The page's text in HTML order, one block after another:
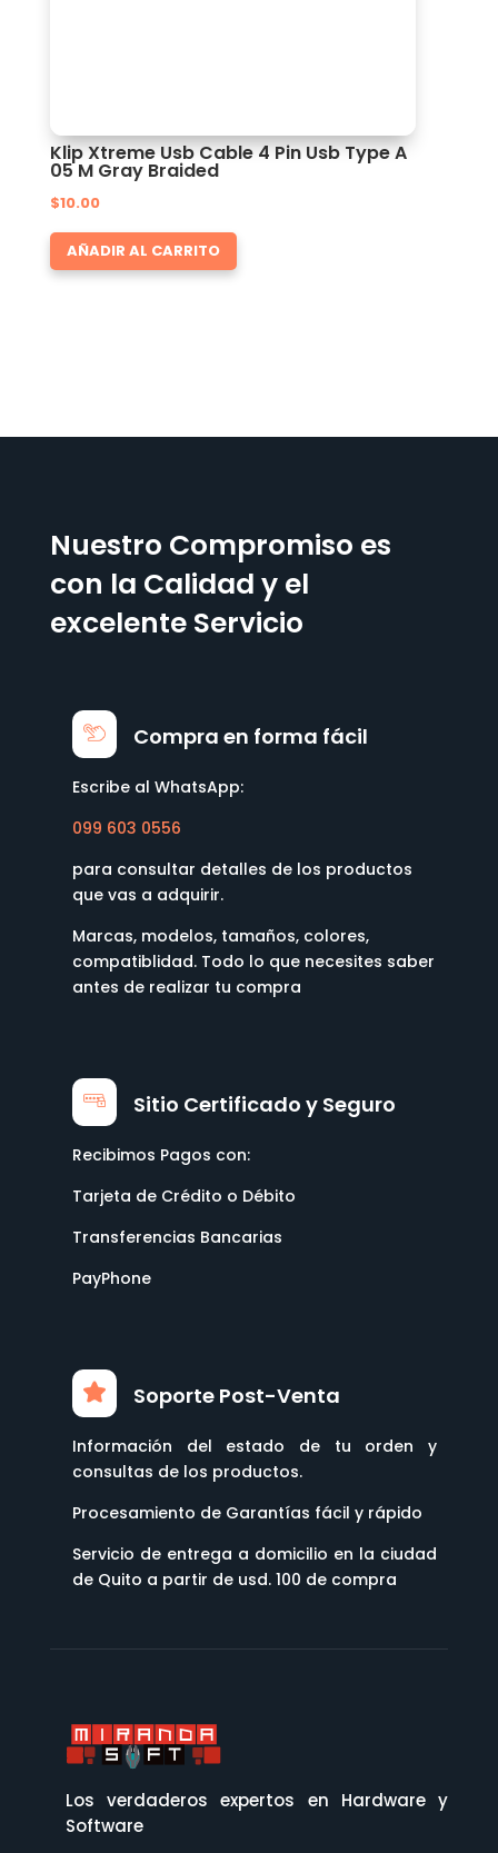
Klip Xtreme Usb Cable 4 Pin Usb Type A
05 M Gray Braided
$10.00
AÑADIR AL CARRITO
Nuestro Compromiso es
con la Calidad y el
excelente Servicio
Compra en forma fácil
Escribe al WhatsApp:
099 603 0556
para consultar detalles de los productos
que vas a adquirir.
Marcas, modelos, tamaños, colores,
compatiblidad. Todo lo que necesites saber
antes de realizar tu compra
Sitio Certificado y Seguro
Recibimos Pagos con:
Tarjeta de Crédito o Débito
Transferencias Bancarias
PayPhone
Soporte Post-Venta
Información del estado de tu orden y
consultas de los productos.
Procesamiento de Garantías fácil y rápido
Servicio de entrega a domicilio en la ciudad
de Quito a partir de usd. 100 de compra
Los verdaderos expertos en Hardware y
Software